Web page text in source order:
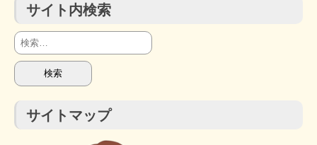
サイト内検索
検
索:
サイトマップ